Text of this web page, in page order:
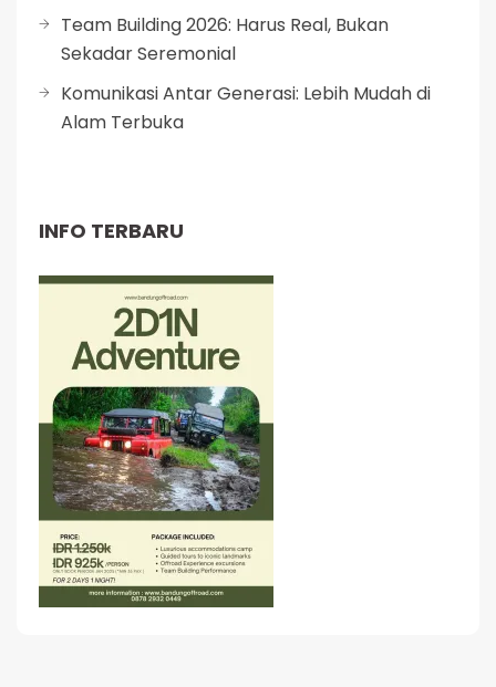
Team Building 2026: Harus Real, Bukan
Sekadar Seremonial
Komunikasi Antar Generasi: Lebih Mudah di
Alam Terbuka
INFO TERBARU